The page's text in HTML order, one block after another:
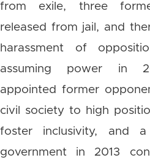
from exile, three
released from jail, and
harassment of
assuming power in
appointed former
civil society to high
foster inclusivity, and
government in 2013